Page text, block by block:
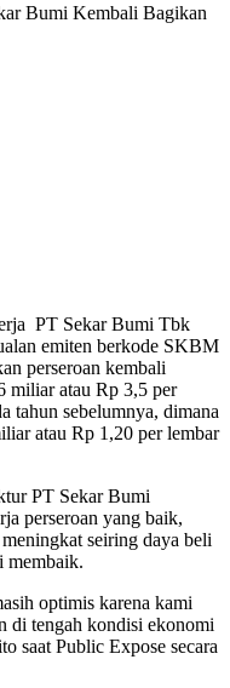
Bumi Kembali Bagikan
PT Sekar Bumi Tbk
emiten berkode SKBM
perseroan kembali
miliar atau Rp 3,5 per
tahun sebelumnya, dimana
atau Rp 1,20 per lembar
PT Sekar Bumi
perseroan yang baik,
seiring daya beli
membaik.
optimis karena kami
di tengah kondisi ekonomi
saat Public Expose secara